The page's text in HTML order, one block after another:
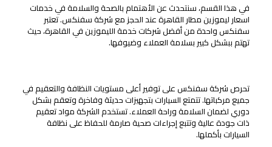
في هذا القسم، سنتحدث عن الأهتمام بالصحة والسلامة في خدمات
اسعار ليموزين مطار القاهرة عند الحجز مع شركة سفنكس. تعتبر
سفنكس واحدة من أفضل شركات خدمة الليموزين في القاهرة، حيث
تهتم ببشكل كبير بسلامة العملاء وضيوفها.
تحرص شركة سفنكس على توفير أعلى مستويات النظافة والتعقيم في
جميع مركباتها. تتمتع السيارات بتجهيزات حديثة وفاخرة وتعقم بشكل
دوري لضمان السلامة وراحة العملاء. تستخدم الشركة مواد تعقيم
ذات جودة عالية وتتبع إجراءات صحية صارمة للحفاظ على نظافة
السيارات بأكملها.